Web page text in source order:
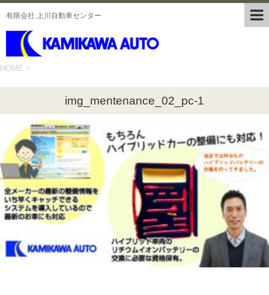
有限会社 上川自動車センター
HOME >
img_mentenance_02_pc-1